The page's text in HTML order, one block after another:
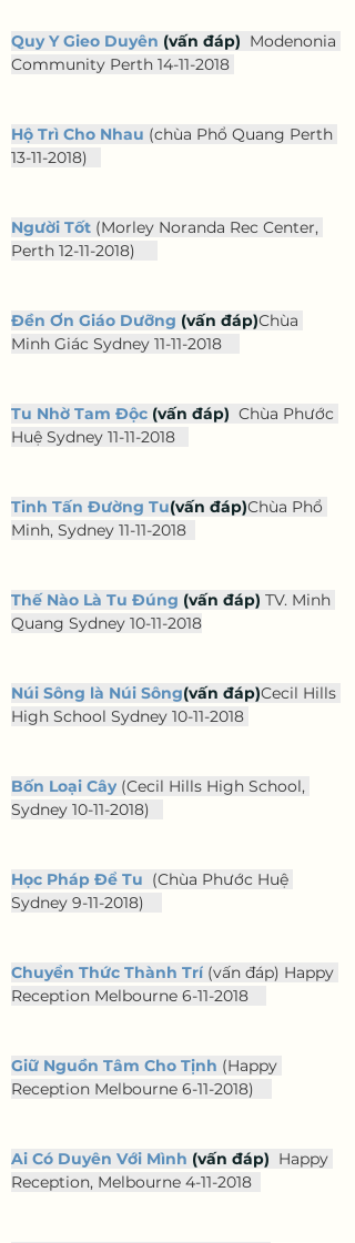
Quy Y Gieo Duyên (vấn đáp) Modenonia
Community Perth 14-11-2018
Hộ Trì Cho Nhau (chùa Phổ Quang Perth
13-11-2018)
Người Tốt (Morley Noranda Rec Center,
Perth 12-11-2018)
Đền Ơn Giáo Dưỡng (vấn đáp)Chùa
Minh Giác Sydney 11-11-2018
Tu Nhờ Tam Độc (vấn đáp) Chùa Phước
Huệ Sydney 11-11-2018
Tinh Tấn Đường Tu(vấn đáp)Chùa Phổ
Minh, Sydney 11-11-2018
Thế Nào Là Tu Đúng (vấn đáp) TV. Minh
Quang Sydney 10-11-2018
Núi Sông là Núi Sông(vấn đáp)Cecil Hills
High School Sydney 10-11-2018
Bốn Loại Cây (Cecil Hills High School,
Sydney 10-11-2018)
Học Pháp Để Tu (Chùa Phước Huệ
Sydney 9-11-2018)
Chuyển Thức Thành Trí (vấn đáp) Happy
Reception Melbourne 6-11-2018
Giữ Nguồn Tâm Cho Tịnh (Happy
Reception Melbourne 6-11-2018)
Ai Có Duyên Với Mình (vấn đáp) Happy
Reception, Melbourne 4-11-2018